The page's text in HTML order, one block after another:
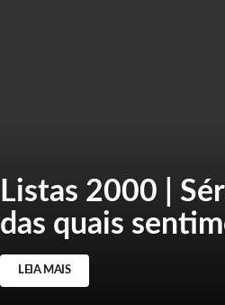
Listas 2000 |
das quais
LEIA MAIS